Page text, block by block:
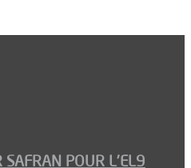
POUR L’EL9